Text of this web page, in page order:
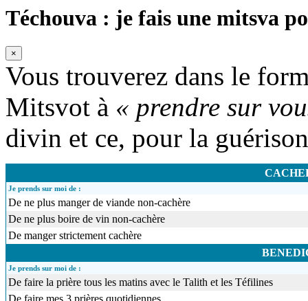
Téchouva : je fais une mitsva
×
Vous trouverez dans le
Mitsvot à « prendre sur
divin et ce, pour la
Je prends sur moi de :
De ne plus manger de viande non-cachère
De ne plus boire de vin non-cachère
De manger strictement cachère
Je prends sur moi de :
De faire la prière tous les matins avec le Talith et les Téfilines